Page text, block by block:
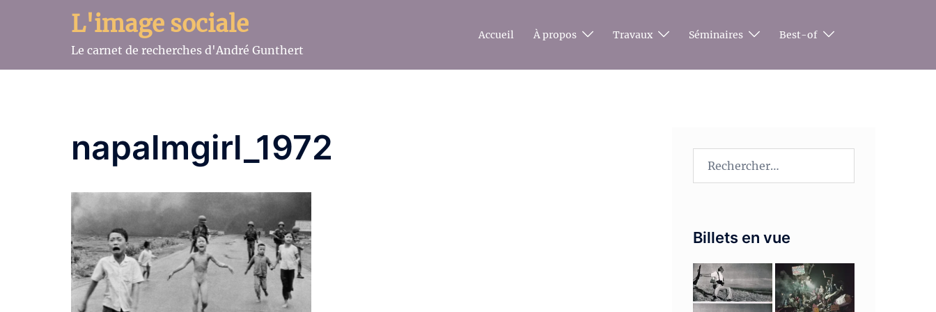
L'image sociale
Le carnet de recherches d'André Gunthert
Accueil À propos Travaux Séminaires Best-of
napalmgirl_1972
Billets en vue